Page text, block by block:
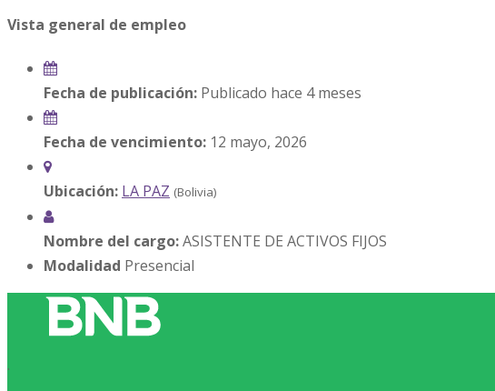
Vista general de empleo
Fecha de publicación: Publicado hace 4 meses
Fecha de vencimiento: 12 mayo, 2026
Ubicación: LA PAZ (Bolivia)
Nombre del cargo:ASISTENTE DE ACTIVOS FIJOS
Modalidad Presencial
.